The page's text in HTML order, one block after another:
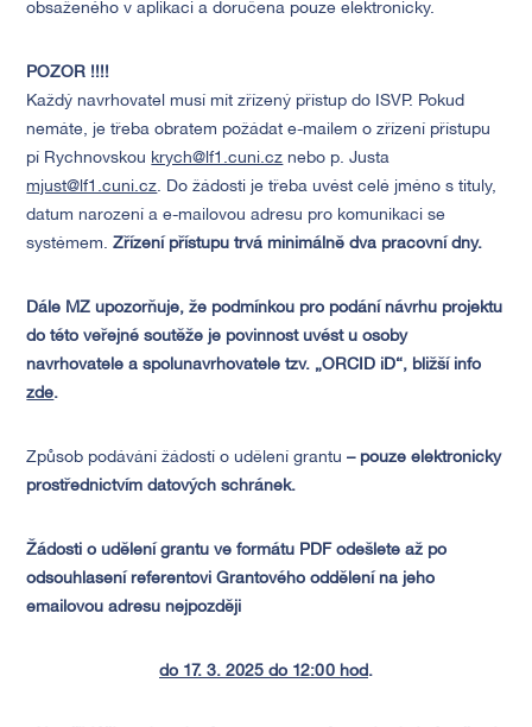
obsaženého v aplikaci a doručena pouze elektronicky.
POZOR !!!!
Každý navrhovatel musí mít zřízený přístup do ISVP. Pokud
nemáte, je třeba obratem požádat e-mailem o zřízení přístupu
pí Rychnovskou krych@lf1.cuni.cz nebo p. Justa
mjust@lf1.cuni.cz. Do žádosti je třeba uvést celé jméno s tituly,
datum narození a e-mailovou adresu pro komunikaci se
systémem.Zřízení přístupu trvá minimálně dva pracovní dny.
Dále MZ upozorňuje, že podmínkou pro podání návrhu projektu
do této veřejné soutěže je povinnost uvést u osoby
navrhovatele a spolunavrhovatele tzv. „ORCID iD“, bližší info
zde.
Způsob podávání žádostí o udělení grantu – pouze elektronicky
prostřednictvím datových schránek.
Žádosti o udělení grantu ve formátu PDF odešlete až po
odsouhlasení referentovi Grantového oddělení na jeho
emailovou adresu nejpozději
do 17. 3. 2025 do 12:00 hod.